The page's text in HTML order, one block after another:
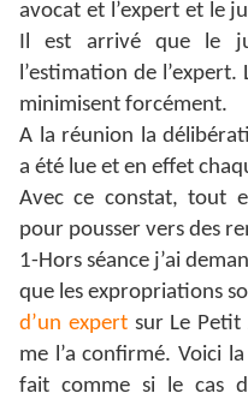
avocat et l’expert et le
Il est arrivé que le
l’estimation de
minimisent forcément.
A la réunion la
a été lue et en effet
Avec ce constat, tout
pour pousser vers des
1-Hors séance j’ai
que les expropriations
d’un expertsur Le Petit
me l’a confirmé. Voici
fait comme si le cas